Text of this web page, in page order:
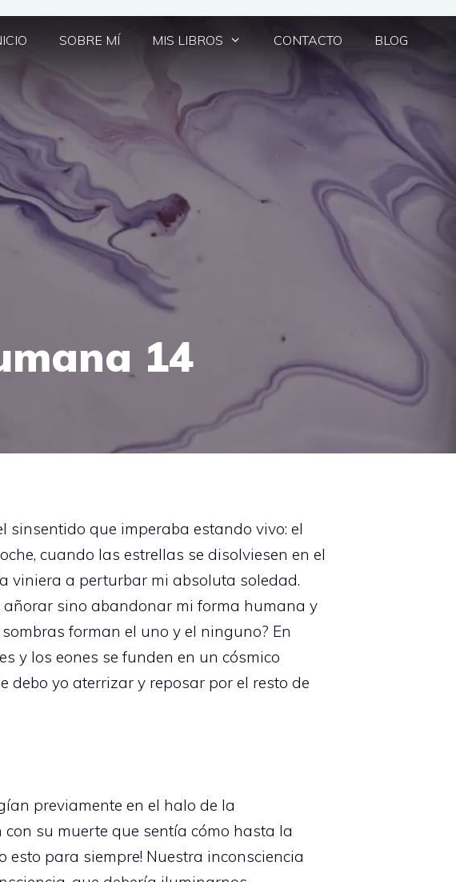
SOBRE MÍ MIS LIBROS CONTACTO BLOG
14
sinsentido que imperaba estando vivo: el
cuando las estrellas se disolviesen en el
viniera a perturbar mi absoluta soledad.
añorar sino abandonar mi forma humana y
forman el uno y el ninguno? En
y los eones se funden en un cósmico
yo aterrizar y reposar por el resto de
previamente en el halo de la
su muerte que sentía cómo hasta la
para siempre! Nuestra inconsciencia